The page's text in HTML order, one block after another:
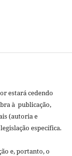
estará cedendo
à publicação,
(autoria e
especí­fica.
e, portanto, o